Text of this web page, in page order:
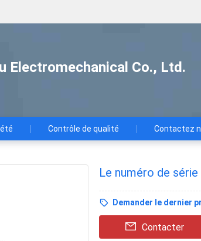
Electromechanical Co., Ltd.
Contrôle de qualité Contactez
Le numéro de
Demander le dernier
Contacter